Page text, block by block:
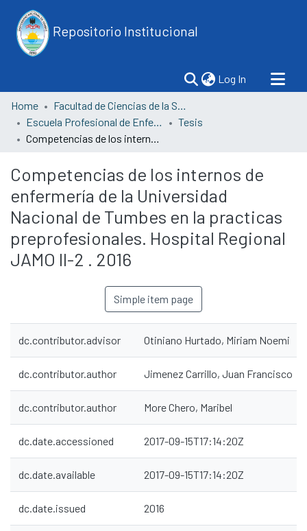
Repositorio Institucional
Log In (current)
Home
Facultad de Ciencias de la Salud
Escuela Profesional de Enfermería
Tesis
Competencias de los internos de enfermería de la Universidad Nacional de Tumbes en la practicas preprofesionales. Hospital Regional JAMO II-2 . 2016
Competencias de los internos de
enfermería de la Universidad
Nacional de Tumbes en la practicas
preprofesionales. Hospital Regional
JAMO II-2 . 2016
Simple item page
dc.contributor.advisor Otiniano Hurtado, Miriam Noemi
dc.contributor.author Jimenez Carrillo, Juan Francisco
dc.contributor.author More Chero, Maribel
dc.date.accessioned 2017-09-15T17:14:20Z
dc.date.available 2017-09-15T17:14:20Z
dc.date.issued 2016